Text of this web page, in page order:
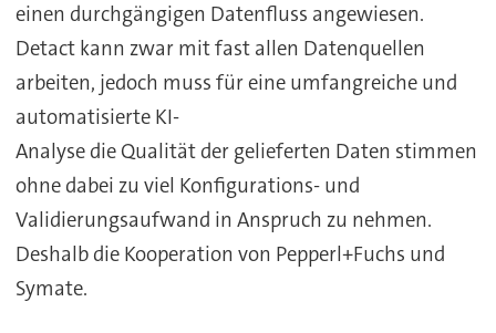
einen durchgängigen Datenfluss angewiesen.
Detact kann zwar mit fast allen Datenquellen
arbeiten, jedoch muss für eine umfangreiche und
automatisierte KI-
Analyse die Qualität der gelieferten Daten stimmen
ohne dabei zu viel Konfigurations- und
Validierungsaufwand in Anspruch zu nehmen.
Deshalb die Kooperation von Pepperl+Fuchs und
Symate.